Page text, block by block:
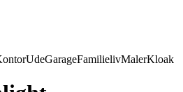
UdeGarageFamilielivMalerKloak